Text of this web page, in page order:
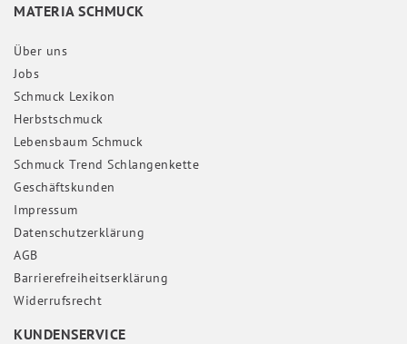
MATERIA SCHMUCK
Über uns
Jobs
Schmuck Lexikon
Herbstschmuck
Lebensbaum Schmuck
Schmuck Trend Schlangenkette
Geschäftskunden
Impressum
Daten­schutz­erklärung
AGB
Barrierefreiheitserklärung
Widerrufs­recht
KUNDENSERVICE